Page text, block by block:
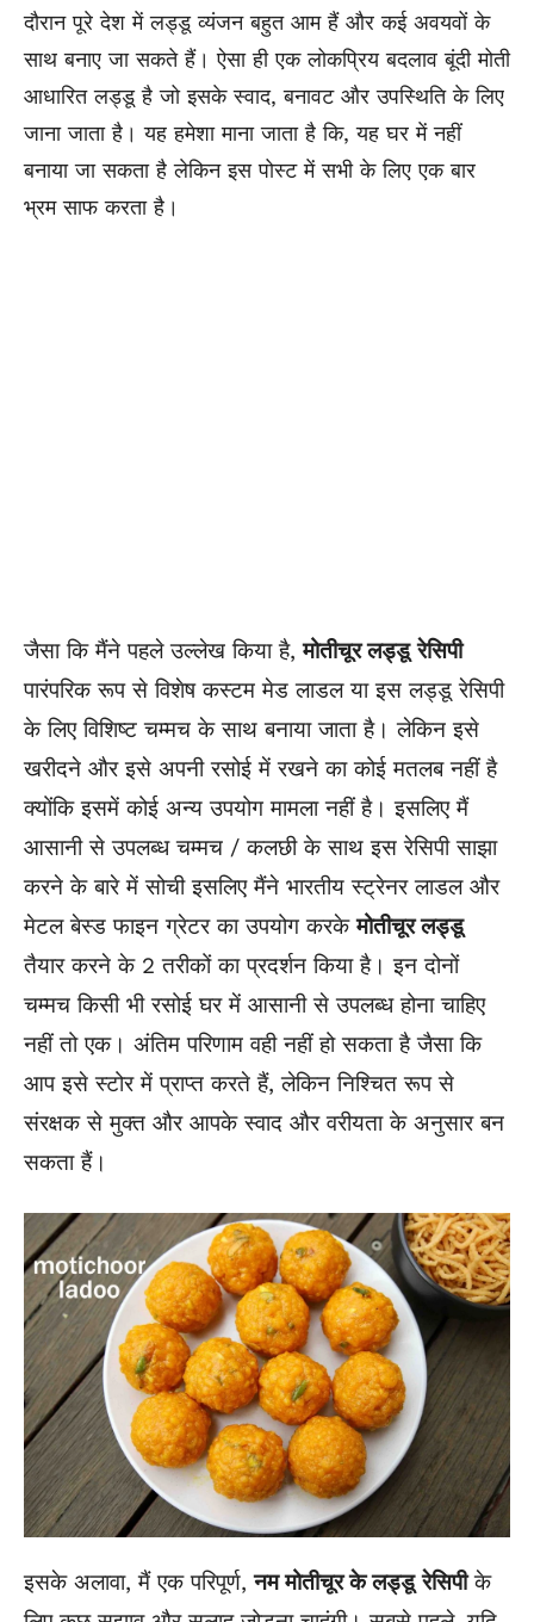
दौरान पूरे देश में लड्डू व्यंजन बहुत आम हैं और कई अवयवों के
साथ बनाए जा सकते हैं। ऐसा ही एक लोकप्रिय बदलाव बूंदी मोती
आधारित लड्डू है जो इसके स्वाद, बनावट और उपस्थिति के लिए
जाना जाता है। यह हमेशा माना जाता है कि, यह घर में नहीं
बनाया जा सकता है लेकिन इस पोस्ट में सभी के लिए एक बार
भ्रम साफ करता है।
जैसा कि मैंने पहले उल्लेख किया है,मोतीचूर लड्डू रेसिपी
पारंपरिक रूप से विशेष कस्टम मेड लाडल या इस लड्डू रेसिपी
के लिए विशिष्ट चम्मच के साथ बनाया जाता है। लेकिन इसे
खरीदने और इसे अपनी रसोई में रखने का कोई मतलब नहीं है
क्योंकि इसमें कोई अन्य उपयोग मामला नहीं है। इसलिए मैं
आसानी से उपलब्ध चम्मच / कलछी के साथ इस रेसिपी साझा
करने के बारे में सोची इसलिए मैंने भारतीयस्ट्रेनरलाडल और
मेटल बेस्डफाइनग्रेटर का उपयोग करकेमोतीचूर लड्डू
तैयार करने के 2 तरीकों का प्रदर्शन किया है। इन दोनों
चम्मच किसी भी रसोई घर में आसानी से उपलब्ध होना चाहिए
नहीं तो एक। अंतिम परिणाम वही नहीं हो सकता है जैसा कि
आप इसे स्टोर में प्राप्त करते हैं, लेकिन निश्चित रूप से
संरक्षक से मुक्त और आपके स्वाद और वरीयता के अनुसार बन
सकता हैं।
इसके अलावा, मैं एक परिपूर्ण,नम मोतीचूर के लड्डू रेसिपीके